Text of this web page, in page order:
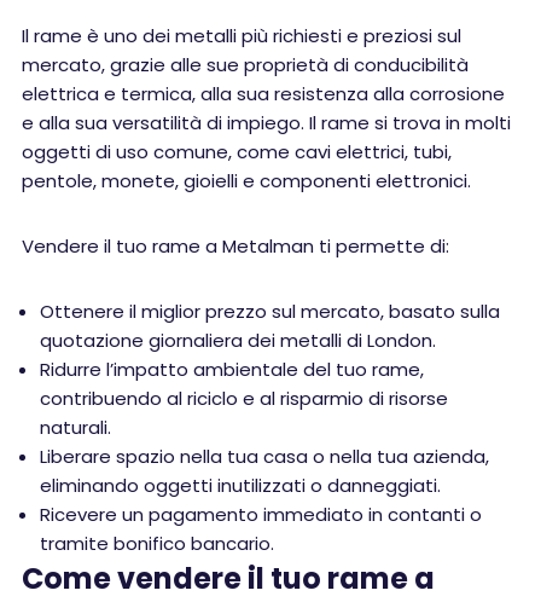
Il rame è uno dei metalli più richiesti e preziosi sul
mercato, grazie alle sue proprietà di conducibilità
elettrica e termica, alla sua resistenza alla corrosione
e alla sua versatilità di impiego. Il rame si trova in molti
oggetti di uso comune, come cavi elettrici, tubi,
pentole, monete, gioielli e componenti elettronici.
Vendere il tuo rame a Metalman ti permette di:
Ottenere il miglior prezzo sul mercato, basato sulla
quotazione giornaliera dei metalli di London.
Ridurre l’impatto ambientale del tuo rame,
contribuendo al riciclo e al risparmio di risorse
naturali.
Liberare spazio nella tua casa o nella tua azienda,
eliminando oggetti inutilizzati o danneggiati.
Ricevere un pagamento immediato in contanti o
tramite bonifico bancario.
Come vendere il tuo rame a